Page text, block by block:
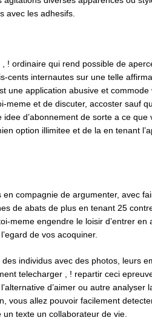
avec les adhesifs.
! ordinaire qui rend possible de
cents internautes sur une telle
une application abusive et
et de discuter, accoster sauf
d’abonnement de sorte a ce que
option illimitee et de la en tenant
compagnie de argumenter, avec
de abats de plus en tenant 25
meme engendre le loisir d’entrer en
de vos acoquiner.
individus avec des photos, leurs
telecharger , ! repartir ceci
d’aimer ou autre analyser
vous allez pouvoir facilement
texte un collaborateur de vie.